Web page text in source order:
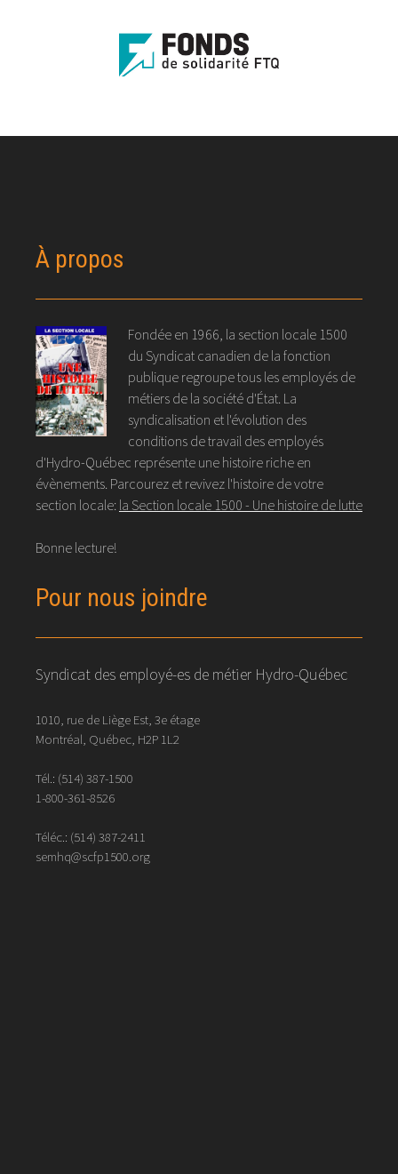
À propos
Fondée en 1966, la section locale 1500
du Syndicat canadien de la fonction
publique regroupe tous les employés de
métiers de la société d'État. La
syndicalisation et l'évolution des
conditions de travail des employés
d'Hydro-Québec représente une histoire riche en
évènements. Parcourez et revivez l'histoire de votre
section locale: la Section locale 1500 - Une histoire de lutte
Bonne lecture!
Pour nous joindre
Syndicat des employé-es de métier Hydro-Québec
1010, rue de Liège Est, 3e étage
Montréal, Québec, H2P 1L2
Tél.: (514) 387-1500
1-800-361-8526
Téléc.: (514) 387-2411
semhq@scfp1500.org